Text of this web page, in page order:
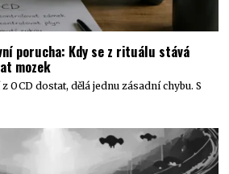
porucha: Kdy se z rituálu stává
mozek
OCD dostat, dělá jednu zásadní chybu. S